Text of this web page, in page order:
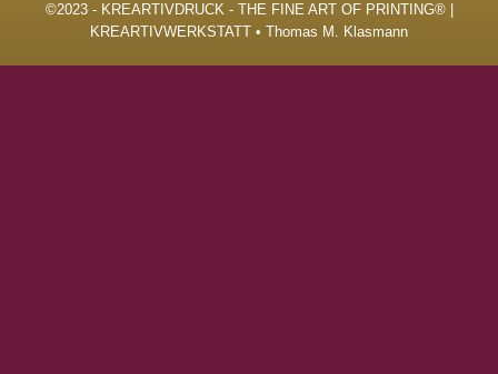
©2023 - KREARTIVDRUCK - THE FINE ART OF PRINTING® |
KREARTIVWERKSTATT • Thomas M. Klasmann